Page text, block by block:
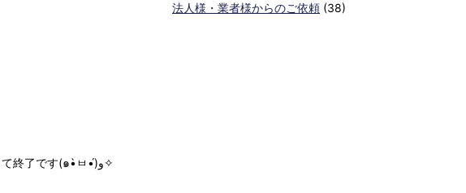
今回は錠ケースのみの交換で、シリンダーやサムターンは今までの物で良いとの事でしたので、戻して終了です(๑•̀ㅂ•́)و✧
法人様・業者様からのご依頼 (38)